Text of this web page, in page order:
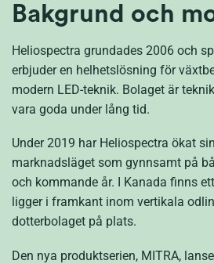
Bakgrund och
Heliospectra grundades 2006 och
erbjuder en helhetslösning för
modern LED-teknik. Bolaget är
vara goda under lång tid.
Under 2019 har Heliospectra ökat
marknadsläget som gynnsamt på
och kommande år. I Kanada finns
ligger i framkant inom vertikala
dotterbolaget på plats.
Den nya produktserien, MITRA,